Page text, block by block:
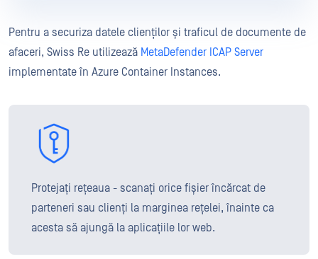
Pentru a securiza datele clienților și traficul de documente de
afaceri, Swiss Re utilizează MetaDefender ICAP Server
implementate în Azure Container Instances.
Protejați rețeaua - scanați orice fișier încărcat de
parteneri sau clienți la marginea rețelei, înainte ca
acesta să ajungă la aplicațiile lor web.